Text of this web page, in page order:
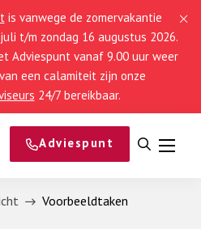
is vanwege de zomervakantie
t/m zondag 16 augustus 2026.
Adviespunt vanaf 9.00 uur weer
een calamiteit zijn onze
24/7 bereikbaar.
Adviespunt
Open
Menu
Voorbeeldtaken